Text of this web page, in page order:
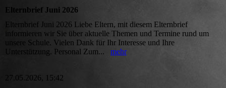
Elternbrief Juni 2026
Elternbrief Juni 2026 Liebe Eltern, mit diesem Elternbrief
informieren wir Sie über aktuelle Themen und Termine rund um
unsere Schule. Vielen Dank für Ihr Interesse und Ihre
Unterstützung. Personal Zum... mehr
27.05.2026, 15:42